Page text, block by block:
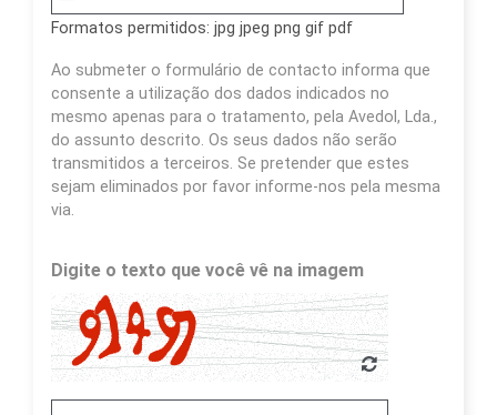
Formatos permitidos: jpg jpeg png gif pdf
Ao submeter o formulário de contacto informa que
consente a utilização dos dados indicados no
mesmo apenas para o tratamento, pela Avedol, Lda.,
do assunto descrito. Os seus dados não serão
transmitidos a terceiros. Se pretender que estes
sejam eliminados por favor informe-nos pela mesma
via.
Digite o texto que você vê na imagem